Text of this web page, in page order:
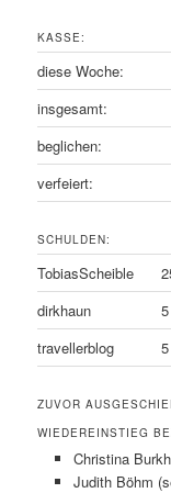
KASSE:
diese Woche:
insgesamt:
beglichen:
verfeiert:
SCHULDEN:
TobiasScheible
dirkhaun
travellerblog
ZUVOR
WIEDEREINSTIEG
Christina
Judith Böhm